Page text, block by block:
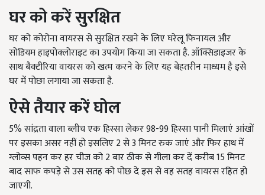
घर को करें सुरक्षित
घर को कोरोना वायरस से सुरक्षित रखने के लिए घरेलू फिनायल और
सोडियम हाइपोक्लोराइट का उपयोग किया जा सकता है. ऑक्सिडाइजर के
साथ बैक्टीरिया वायरस को खत्म करने के लिए यह बेहतरीन माध्यम है इसे
घर में पोछा लगाया जा सकता है.
ऐसे तैयार करें घोल
5% सांद्रता वाला ब्लीच एक हिस्सा लेकर 98-99 हिस्सा पानी मिलाएं आंखों
पर इसका असर नहीं हो इसलिए 2 से 3 मिनट रुक जाएं और फिर हाथ में
ग्लोव्स पहन कर हर चीज को 2 बार ठीक से गीला कर दें करीब 15 मिनट
बाद साफ कपड़े से उस सतह कोपोछ दे इस से वह सतह वायरस रहित हो
जाएगी.